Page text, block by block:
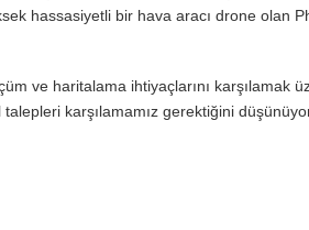
hassasiyetli bir hava aracı drone olan
ve haritalama ihtiyaçlarını karşılamak
karşılamamız gerektiğini